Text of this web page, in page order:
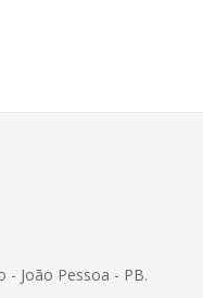
- João Pessoa - PB.